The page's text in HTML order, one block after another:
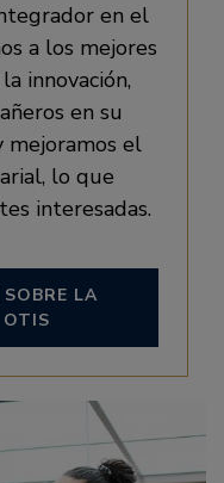
en el
a los mejores
innovación,
en su
mejoramos el
lo que
interesadas.
LA
OTIS